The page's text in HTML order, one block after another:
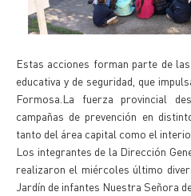
Estas acciones forman parte de
educativa y de seguridad, que
Formosa.La fuerza provincial
campañas de prevención en
tanto del área capital como el
Los integrantes de la Dirección
realizaron el miércoles último
Jardín de infantes Nuestra Señora